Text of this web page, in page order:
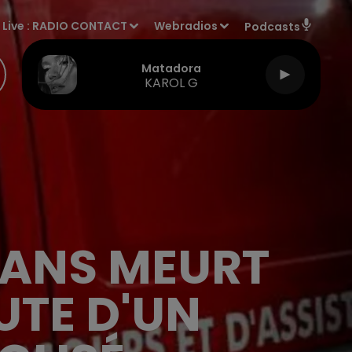
Live : RADIO CONTACT Webradios Podcasts
Matadora
KAROL G
MEURT
D'UN